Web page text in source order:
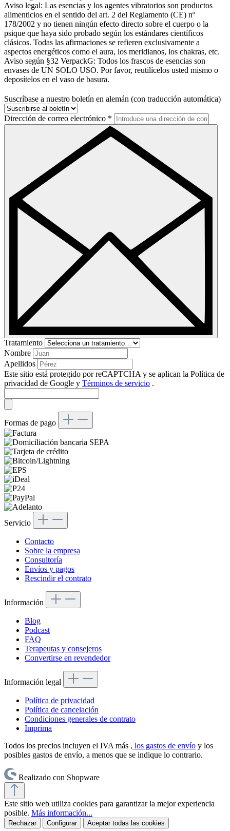
Aviso legal: Las esencias y los agentes vibratorios son productos
alimenticios en el sentido del art. 2 del Reglamento (CE) nº
178/2002 y no tienen ningún efecto directo sobre el cuerpo o la
psique que haya sido probado según los estándares científicos
clásicos. Todas las afirmaciones se refieren exclusivamente a
aspectos energéticos como el aura, los meridianos, los chakras, etc.
Aviso según §32 VerpackG: Todos los frascos de esencias son
envases de UN SOLO USO. Por favor, reutilícelos usted mismo o
deposítelos en el vaso de basura.
Suscríbase a nuestro boletín en alemán (con traducción automática)
Dirección de correo electrónico *
Tratamiento
Nombre
Apellidos
Este sitio está protegido por reCAPTCHA y se aplican la Política de
privacidad de Google y Términos de servicio .
Formas de pago
Servicio
Contacto
Sobre la empresa
Consultoría
Envíos y pagos
Rescindir el contrato
Información
Blog
Podcast
FAQ
Terapeutas y consejeros
Convertirse en revendedor
Información legal
Política de privacidad
Política de cancelación
Condiciones generales de contrato
Imprima
Todos los precios incluyen el IVA más , los gastos de envío y los
posibles gastos de envío, a menos que se indique lo contrario.
Realizado con Shopware
Este sitio web utiliza cookies para garantizar la mejor experiencia
posible. Más información...
Rechazar Configurar Aceptar todas las cookies